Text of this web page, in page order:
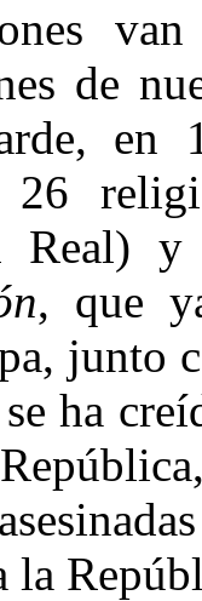
de
en
Real)
, que
junto
ha
la